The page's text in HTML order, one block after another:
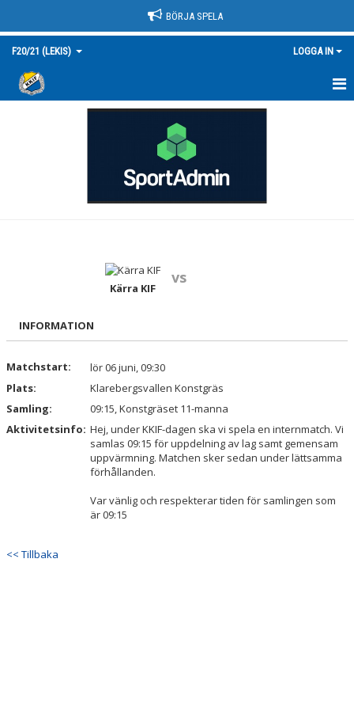
BÖRJA SPELA
F20/21 (LEKIS) LOGGA IN
DOKUMENT
Kärra KIF
vs
INFORMATION
Matchstart:
lör 06 juni, 09:30
Plats:
Klarebergsvallen Konstgräs
Samling:
09:15, Konstgräset 11-manna
Aktivitetsinfo: Hej, under KKIF-dagen ska vi spela en internmatch. Vi
samlas 09:15 för uppdelning av lag samt gemensam
uppvärmning. Matchen sker sedan under lättsamma
förhållanden.
Var vänlig och respekterar tiden för samlingen som
är 09:15
<< Tillbaka